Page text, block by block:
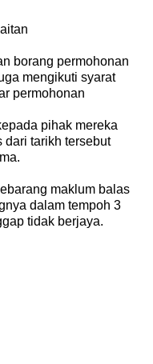
borang permohonan
mengikuti syarat
permohonan
pihak mereka
dari tarikh tersebut
maklum balas
dalam tempoh 3
tidak berjaya.